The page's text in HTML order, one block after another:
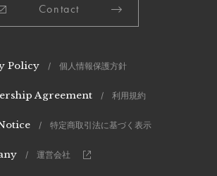
Contact
Policy / 個人情報保護方針
Agreement / 利用規約
/ 特定商取引法に基づく表示
/ 運営会社